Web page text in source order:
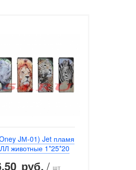
JМ-01) Jet пламя
животные 1*25*20
руб. / шт